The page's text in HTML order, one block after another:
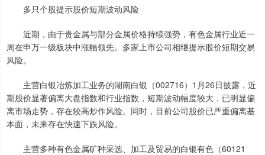
多只个股提示股价短期波动风险
近期，由于贵金属与部分金属价格持续强势，有色金属行业近一
周在申万一级板块中涨幅领先。多家上市公司相继提示股价短期交易
风险。
主营白银冶炼加工业务的湖南白银（002716）1月26日披露，近
期股价显著偏离大盘指数和行业指数，短期波动幅度较大，已明显偏
离市场走势，存在较高炒作风险。同时，目前公司股价已严重偏离基
本面，未来存在快速下跌风险。
主营多种有色金属矿种采选、加工及贸易的白银有色（60121